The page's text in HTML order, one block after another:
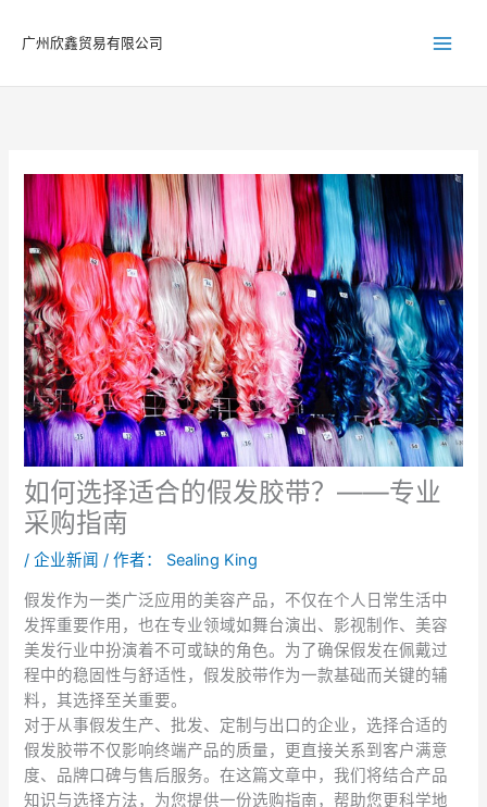
容
广州欣鑫贸易有限公司
如何选择适合的假发胶带？——专业
采购指南
/企业新闻 / 作者： Sealing King
假发作为一类广泛应用的美容产品，不仅在个人日常生活中
发挥重要作用，也在专业领域如舞台演出、影视制作、美容
美发行业中扮演着不可或缺的角色。为了确保假发在佩戴过
程中的稳固性与舒适性，假发胶带作为一款基础而关键的辅
料，其选择至关重要。
对于从事假发生产、批发、定制与出口的企业，选择合适的
假发胶带不仅影响终端产品的质量，更直接关系到客户满意
度、品牌口碑与售后服务。在这篇文章中，我们将结合产品
知识与选择方法，为您提供一份选购指南，帮助您更科学地